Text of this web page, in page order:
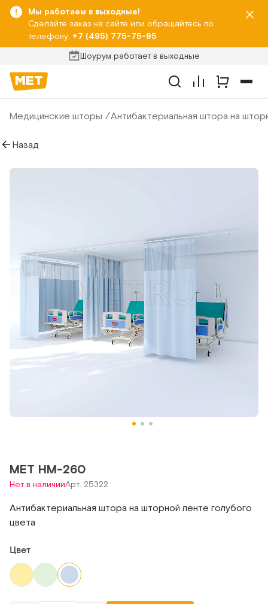
Мы работаем в выходные!
Сделайте заказ на сайте или обращайтесь по
телефону: +7 (495) 775-75-95
Шоурум работает в выходные
Медицинские шторы Антибактериальная штора на
Назад
MET HM-260
Нет в наличииАрт. 25322
Антибактериальная штора на шторной ленте голубого
цвета
Цвет